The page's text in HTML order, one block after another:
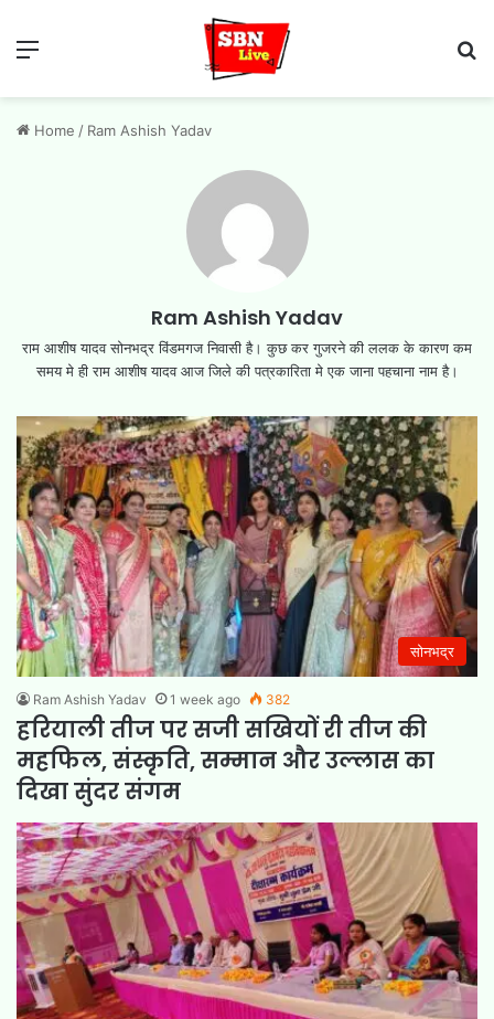
Menu
Home / Ram Ashish Yadav
Ram Ashish Yadav
राम आशीष यादव सोनभद्र विंडमगज निवासी है। कुछ कर गुजरने की ललक के कारण कम
समय मे ही राम आशीष यादव आज जिले की पत्रकारिता मे एक जाना पहचाना नाम है।
सोनभद्र
Ram Ashish Yadav 1 week ago 382
हरियाली तीज पर सजी सखियों री तीज की
महफिल, संस्कृति, सम्मान और उल्लास का
दिखा सुंदर संगम